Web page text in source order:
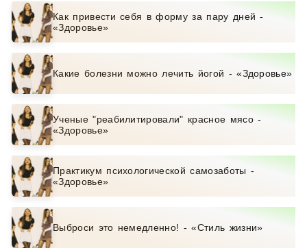
Как привести себя в форму за пару дней -
«Здоровье»
Какие болезни можно лечить йогой - «Здоровье»
Ученые "реабилитировали" красное мясо -
«Здоровье»
Практикум психологической самозаботы -
«Здоровье»
Выброси это немедленно! - «Стиль жизни»